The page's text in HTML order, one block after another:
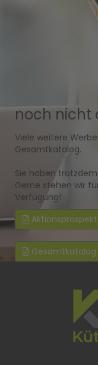
noch nicht
Viele weitere
Gesamtkatalog.
Sie haben
Gerne stehen wir
Verfügung!